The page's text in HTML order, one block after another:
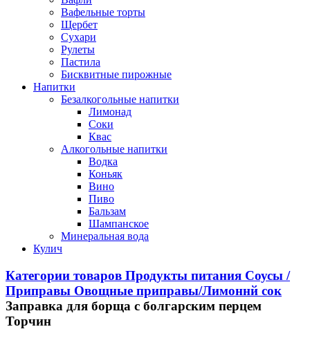
Вафельные торты
Щербет
Сухари
Рулеты
Пастила
Бисквитные пирожные
Напитки
Безалкогольные напитки
Лимонад
Соки
Квас
Алкогольные напитки
Водка
Коньяк
Вино
Пиво
Бальзам
Шампанское
Минеральная вода
Кулич
Категории товаров Продукты питания Соусы /
Приправы Овощные приправы/Лимоннй сок
Заправка для борща с болгарским перцем
Торчин